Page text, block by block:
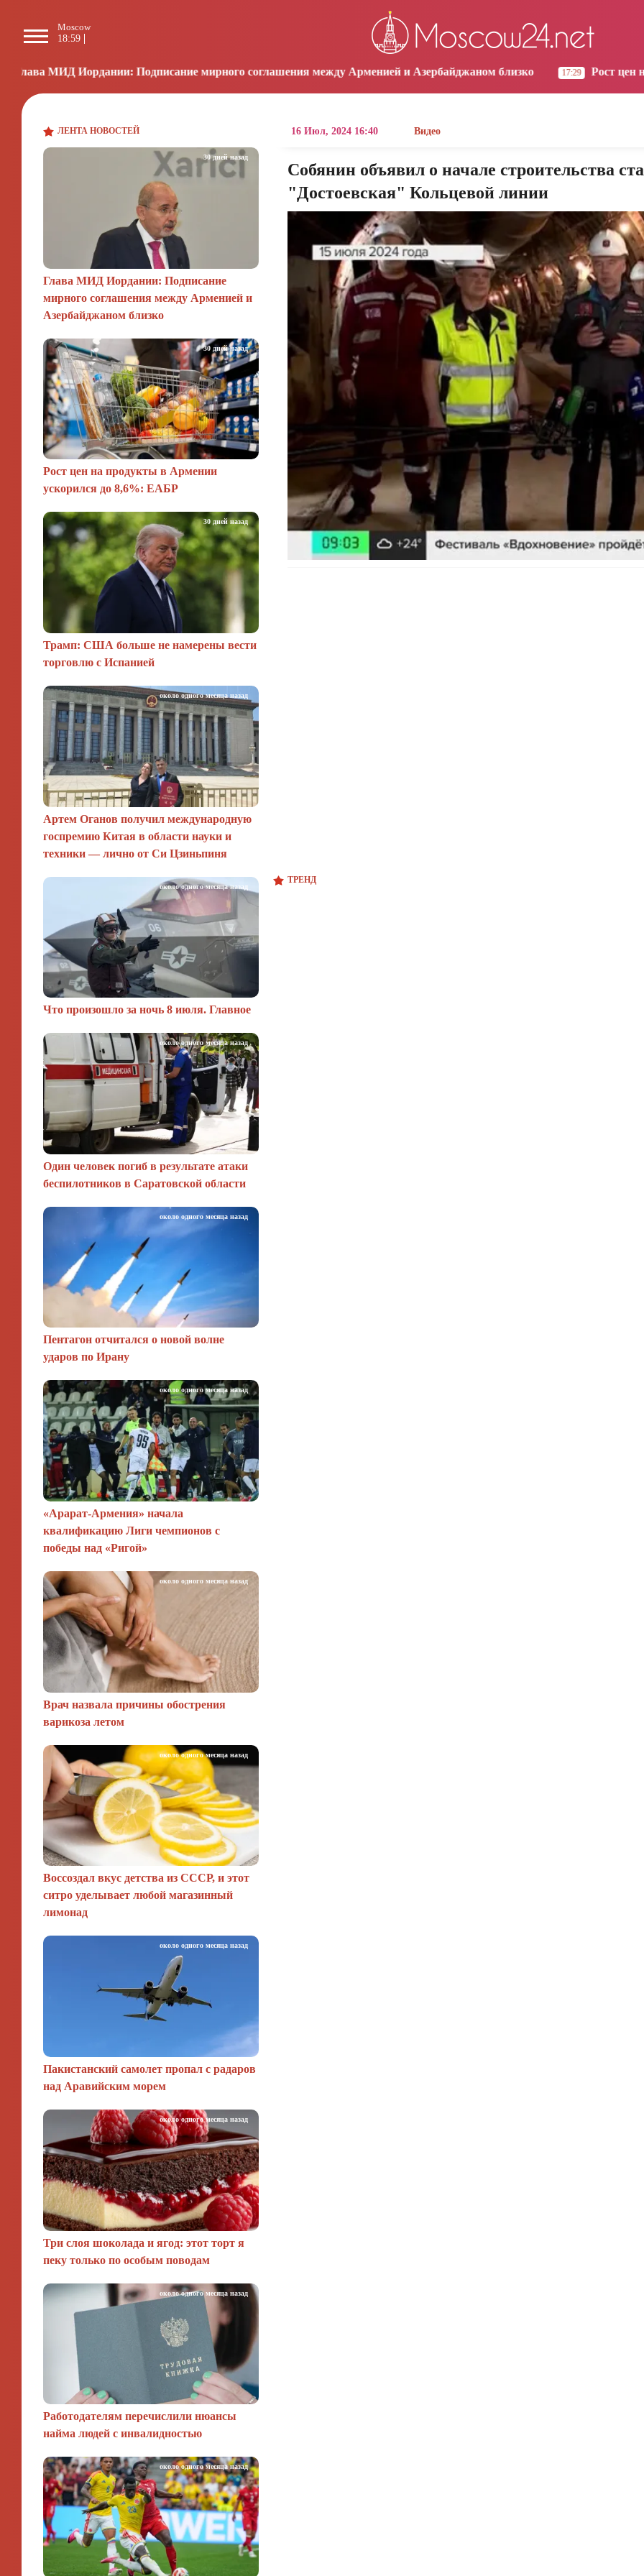
Moscow
18:59
Yerevan
19:59 19:59
Moscow
18:59
Подписание мирного соглашения между Арменией и Азербайджаном близко 17:29 Рост цен на продукты в
ЛЕНТА НОВОСТЕЙ
Глава МИД Иордании: Подписание
мирного соглашения между Арменией и
Азербайджаном близко
30 дней назад
Рост цен на продукты в Армении
ускорился до 8,6%: ЕАБР
30 дней назад
Трамп: США больше не намерены вести
торговлю с Испанией
30 дней назад
Артем Оганов получил международную
госпремию Китая в области науки и
техники — лично от Си Цзиньпиня
около одного месяца назад
Что произошло за ночь 8 июля. Главное
около одного месяца назад
Один человек погиб в результате атаки
беспилотников в Саратовской области
около одного месяца назад
Пентагон отчитался о новой волне
ударов по Ирану
около одного месяца назад
«Арарат‑Армения» начала
квалификацию Лиги чемпионов с
победы над «Ригой»
около одного месяца назад
Врач назвала причины обострения
варикоза летом
около одного месяца назад
Воссоздал вкус детства из СССР, и этот
ситро уделывает любой магазинный
лимонад
около одного месяца назад
Пакистанский самолет пропал с радаров
над Аравийским морем
около одного месяца назад
Три слоя шоколада и ягод: этот торт я
пеку только по особым поводам
около одного месяца назад
Работодателям перечислили нюансы
найма людей с инвалидностью
около одного месяца назад
около одного месяца назад
16 Июл, 2024 16:40 Видео
Собянин объявил о начале строительства
"Достоевская" Кольцевой линии
ТРЕНД